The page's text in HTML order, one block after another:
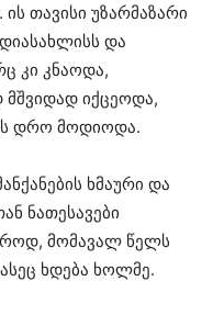
თავისი უზარმაზარი
და
კი კნაოდა,
იქცეოდა,
დრო მოდიოდა.
ხმაური და
ნათესავები
მომავალ წელს
ხდება ხოლმე.